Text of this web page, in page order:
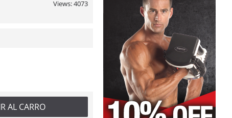
Views: 4073
AL CARRO